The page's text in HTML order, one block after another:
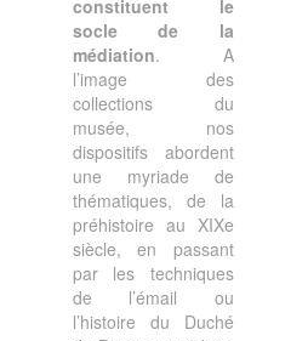
constituent le
socle de la
médiation. A
l’image des
collections du
musée, nos
dispositifs abordent
une myriade de
thématiques, de la
préhistoire au XIXe
siècle, en passant
par les techniques
de l’émail ou
l’histoire du Duché